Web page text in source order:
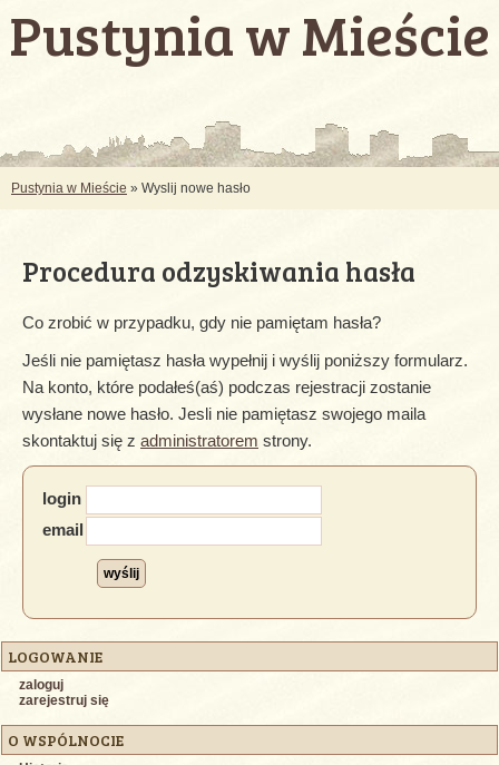
Pustynia w Mieście
Pustynia w Mieście » Wyslij nowe hasło
Procedura odzyskiwania hasła
Co zrobić w przypadku, gdy nie pamiętam hasła?
Jeśli nie pamiętasz hasła wypełnij i wyślij poniższy formularz.
Na konto, które podałeś(aś) podczas rejestracji zostanie
wysłane nowe hasło. Jesli nie pamiętasz swojego maila
skontaktuj się z administratorem strony.
login
email
LOGOWANIE
zaloguj
zarejestruj się
O WSPÓLNOCIE